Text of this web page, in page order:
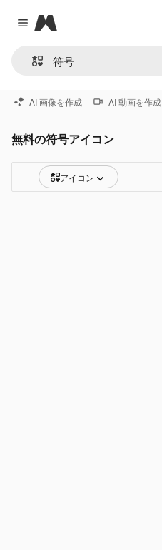
Close menu
Magnific
AI 画像を作成 AI 動画を作成
無料の符号アイコン
アイコン